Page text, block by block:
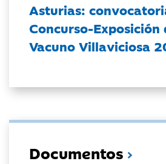
Asturias:
Concurso-Exposición
Vacuno Villaviciosa
Documentos